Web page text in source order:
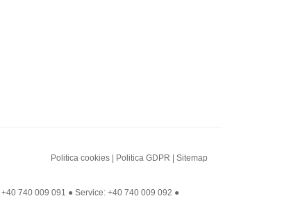
Politica cookies Politica GDPR Sitemap
+40 740 009 091 ● Service: +40 740 009 092 ●